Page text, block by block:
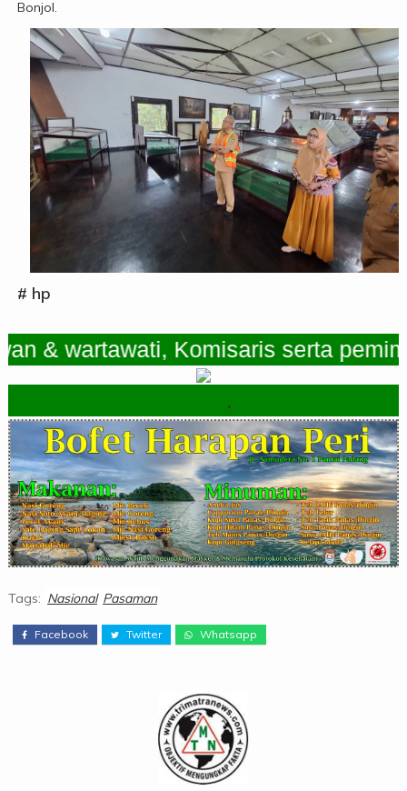
Bonjol.
# hp
wartawati, Komisaris serta
Tags: Nasional Pasaman
Facebook Twitter Whatsapp